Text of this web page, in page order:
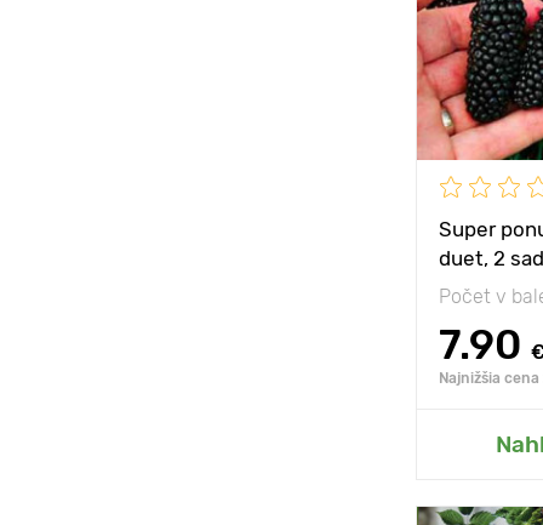
Super
duet, 2
Počet v
7.90
Najnižšia